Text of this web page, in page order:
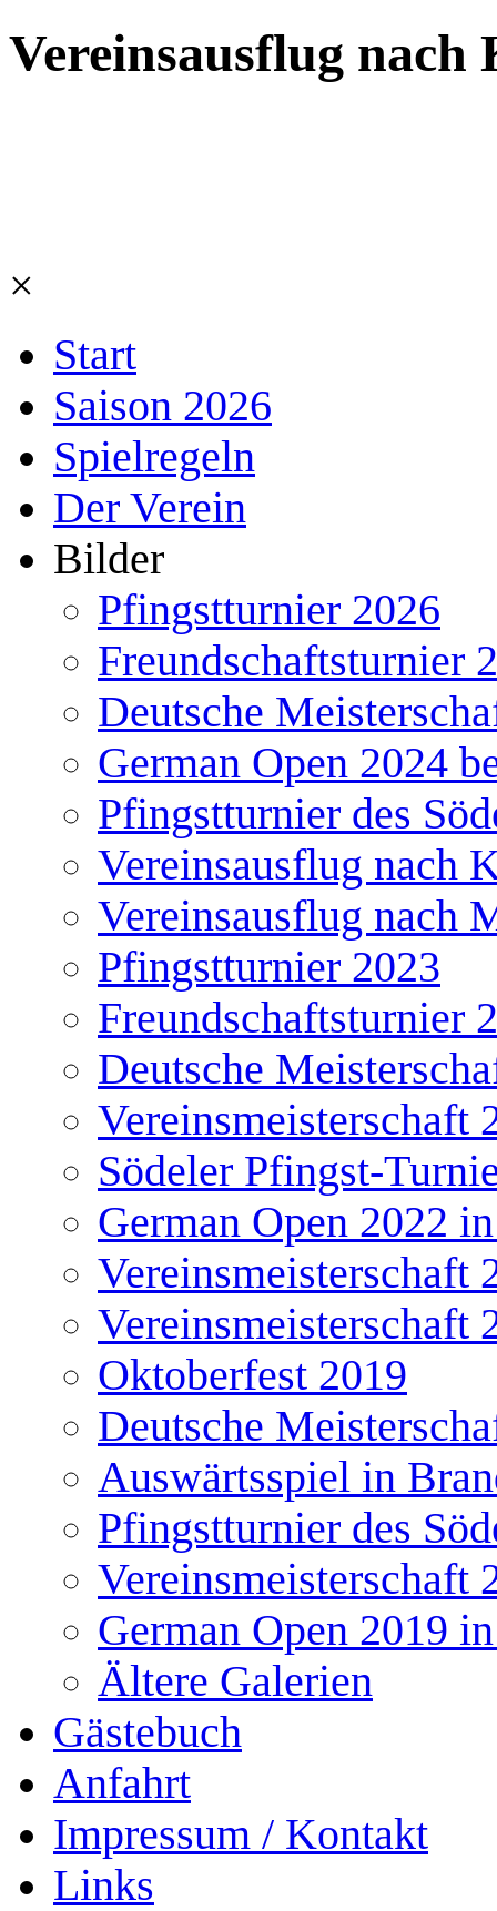
Vereinsausflug nach
×
Start
Saison 2026
Spielregeln
Der Verein
Bilder
Pfingstturnier 2026
Freundschaftsturnier
Deutsche
German Open 2024
Pfingstturnier des
Vereinsausflug nach
Vereinsausflug nach
Pfingstturnier 2023
Freundschaftsturnier
Deutsche
Vereinsmeisterschaft
Södeler Pfingst-
German Open 2022
Vereinsmeisterschaft
Vereinsmeisterschaft
Oktoberfest 2019
Deutsche
Auswärtsspiel in
Pfingstturnier des
Vereinsmeisterschaft
German Open 2019
Ältere Galerien
Gästebuch
Anfahrt
Impressum / Kontakt
Links